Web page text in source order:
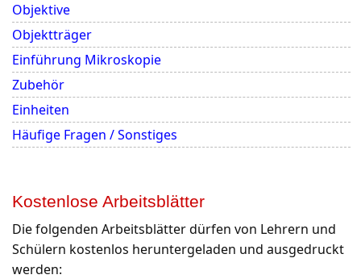
Objektive
Objektträger
Einführung Mikroskopie
Zubehör
Einheiten
Häufige Fragen / Sonstiges
Kostenlose Arbeitsblätter
Die folgenden Arbeitsblätter dürfen von Lehrern und
Schülern kostenlos heruntergeladen und ausgedruckt
werden: